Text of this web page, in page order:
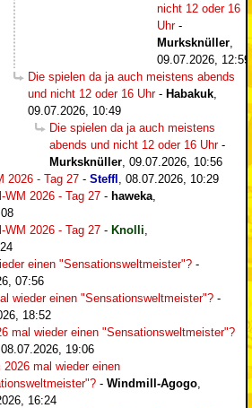
nicht 12 oder 16
Uhr-
Murksknüller
09.07.2026, 12:59
Die spielen da ja auch meistens abends
und nicht 12 oder 16 Uhr- Habakuk
09.07.2026, 10:49
Die spielen da ja auch meistens
abends und nicht 12 oder 16 Uhr-
Murksknüller 09.07.2026, 10:56
2026 - Tag 27 - Steffl
08.07.2026, 10:29
WM 2026 - Tag 27 - haweka
WM 2026 - Tag 27 - Knolli
einen "Sensationsweltmeister"? -
07:56
wieder einen "Sensationsweltmeister"? -
18:52
mal wieder einen "Sensationsweltmeister"?
08.07.2026, 19:06
2026 mal wieder einen
- Windmill-Agogo
16:24